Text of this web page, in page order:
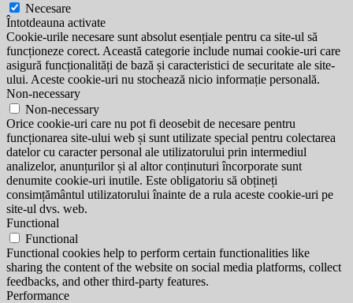
Necesare
Întotdeauna activate
Cookie-urile necesare sunt absolut esențiale pentru ca site-ul să
funcționeze corect. Această categorie include numai cookie-uri care
asigură funcționalități de bază și caracteristici de securitate ale site-
ului. Aceste cookie-uri nu stochează nicio informație personală.
Non-necessary
Non-necessary
Orice cookie-uri care nu pot fi deosebit de necesare pentru
funcționarea site-ului web și sunt utilizate special pentru colectarea
datelor cu caracter personal ale utilizatorului prin intermediul
analizelor, anunțurilor și al altor conținuturi încorporate sunt
denumite cookie-uri inutile. Este obligatoriu să obțineți
consimțământul utilizatorului înainte de a rula aceste cookie-uri pe
site-ul dvs. web.
Functional
Functional
Functional cookies help to perform certain functionalities like
sharing the content of the website on social media platforms, collect
feedbacks, and other third-party features.
Performance